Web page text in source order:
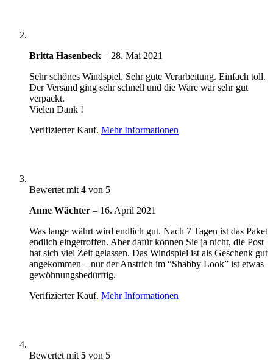
Britta Hasenbeck – 28. Mai 2021
Sehr schönes Windspiel. Sehr gute Verarbeitung. Einfach toll.
Der Versand ging sehr schnell und die Ware war sehr gut
verpackt.
Vielen Dank !
Verifizierter Kauf. Mehr Informationen
Bewertet mit 4 von 5
Anne Wächter – 16. April 2021
Was lange währt wird endlich gut. Nach 7 Tagen ist das Paket
endlich eingetroffen. Aber dafür können Sie ja nicht, die Post
hat sich viel Zeit gelassen. Das Windspiel ist als Geschenk gut
angekommen – nur der Anstrich im “Shabby Look” ist etwas
gewöhnungsbedürftig.
Verifizierter Kauf. Mehr Informationen
Bewertet mit 5 von 5